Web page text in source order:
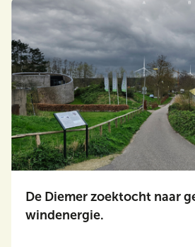
De Diemer zoektocht naar
windenergie.